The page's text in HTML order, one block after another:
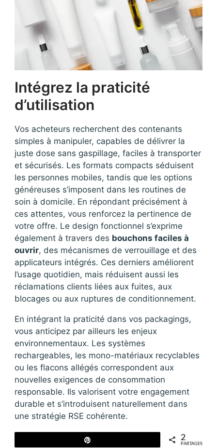
Intégrez la praticité
d’utilisation
Vos acheteurs recherchent des contenants
simples à manipuler, capables de délivrer la
juste dose sans gaspillage, faciles à transporter
et sécurisés. Les formats compacts séduisent
les personnes mobiles, tandis que les options
généreuses s’imposent dans les routines de
soin à domicile. En répondant précisément à
ces attentes, vous renforcez la pertinence de
votre offre. Le design fonctionnel s’exprime
également à travers des bouchons faciles à
ouvrir, des mécanismes de verrouillage et des
applicateurs intégrés. Ces derniers améliorent
l’usage quotidien, mais réduisent aussi les
réclamations clients liées aux fuites, aux
blocages ou aux ruptures de conditionnement.
En intégrant la praticité dans vos packagings,
vous anticipez par ailleurs les enjeux
environnementaux. Les systèmes
rechargeables, les mono-matériaux recyclables
ou les flacons allégés correspondent aux
nouvelles exigences de consommation
responsable. Ils valorisent votre engagement
durable et s’introduisent naturellement dans
une stratégie RSE cohérente.
2
PARTAGES